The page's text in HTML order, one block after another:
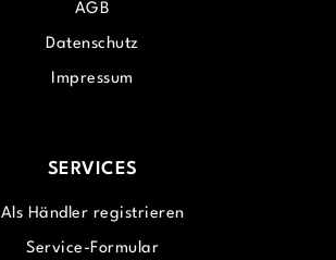
AGB
Datenschutz
Impressum
SERVICES
Als Händler registrieren
Service-Formular